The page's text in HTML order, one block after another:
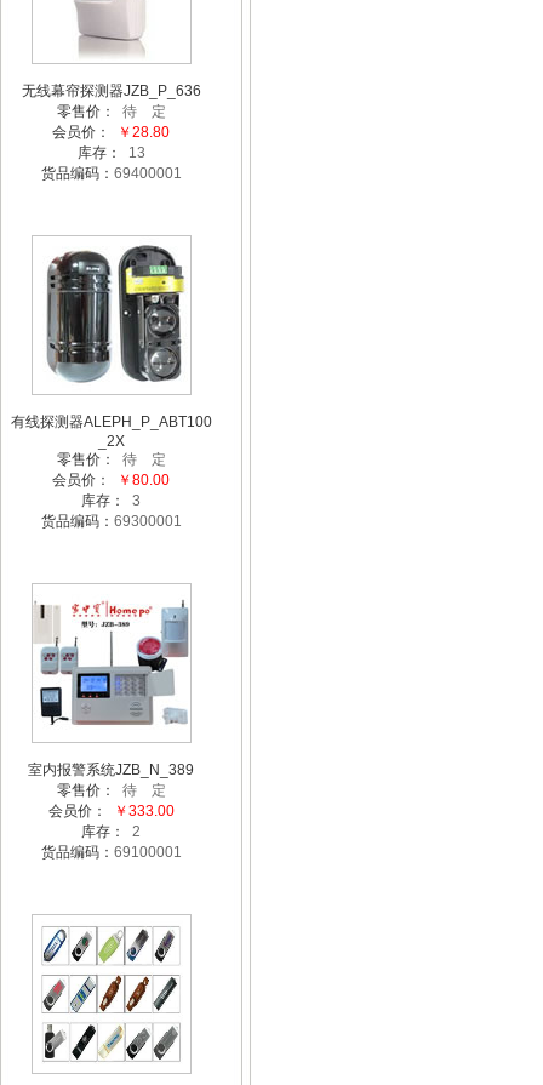
无线幕帘探测器JZB_P_636
零售价： 待 定
会员价：
￥28.80
库存： 13
货品编码： 69400001
有线探测器ALEPH_P_ABT100
_2X
零售价： 待 定
会员价：
￥80.00
库存：3
货品编码： 69300001
室内报警系统JZB_N_389
零售价： 待 定
会员价：
￥333.00
库存：2
货品编码： 69100001